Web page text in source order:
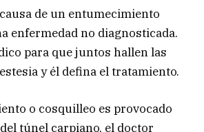
de un entumecimiento
enfermedad no diagnosticada.
para que juntos hallen las
y él defina el tratamiento.
o cosquilleo es provocado
túnel carpiano, el doctor